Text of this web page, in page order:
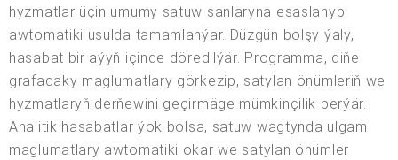
hyzmatlar üçin umumy satuw sanlaryna esaslanyp
awtomatiki usulda tamamlanýar. Düzgün bolşy ýaly,
hasabat bir aýyň içinde döredilýär. Programma, diňe
grafadaky maglumatlary görkezip, satylan önümleriň we
hyzmatlaryň derňewini geçirmäge mümkinçilik berýär.
Analitik hasabatlar ýok bolsa, satuw wagtynda ulgam
maglumatlary awtomatiki okar we satylan önümler